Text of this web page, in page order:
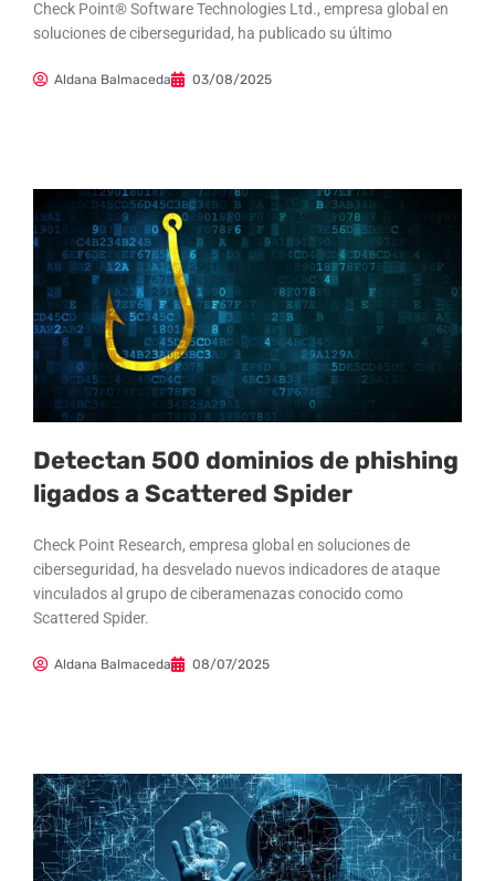
Check Point® Software Technologies Ltd., empresa global en
soluciones de ciberseguridad, ha publicado su último
Aldana Balmaceda 03/08/2025
Detectan 500 dominios de phishing
ligados a Scattered Spider
Check Point Research, empresa global en soluciones de
ciberseguridad, ha desvelado nuevos indicadores de ataque
vinculados al grupo de ciberamenazas conocido como
Scattered Spider.
Aldana Balmaceda 08/07/2025